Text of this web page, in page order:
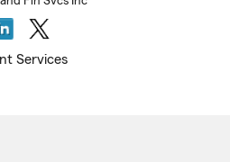
Services